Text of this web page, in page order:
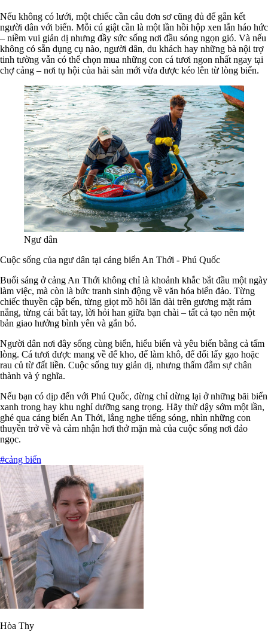
Nếu không có lưới, một chiếc cần câu đơn sơ cũng đủ để gắn kết
người dân với biển. Mỗi cú giật cần là một lần hồi hộp xen lẫn háo hức
– niềm vui giản dị nhưng đầy sức sống nơi đầu sóng ngọn gió. Và nếu
không có sẵn dụng cụ nào, người dân, du khách hay những bà nội trợ
tinh tường vẫn có thể chọn mua những con cá tươi ngon nhất ngay tại
chợ cảng – nơi tụ hội của hải sản mới vừa được kéo lên từ lòng biển.
Ngư dân
Cuộc sống của ngư dân tại cảng biển An Thới - Phú Quốc
Buổi sáng ở cảng An Thới không chỉ là khoảnh khắc bắt đầu một ngày
làm việc, mà còn là bức tranh sinh động về văn hóa biển đảo. Từng
chiếc thuyền cập bến, từng giọt mồ hôi lăn dài trên gương mặt rám
nắng, từng cái bắt tay, lời hỏi han giữa bạn chài – tất cả tạo nên một
bản giao hưởng bình yên và gắn bó.
Người dân nơi đây sống cùng biển, hiểu biển và yêu biển bằng cả tấm
lòng. Cá tươi được mang về để kho, để làm khô, để đổi lấy gạo hoặc
rau củ từ đất liền. Cuộc sống tuy giản dị, nhưng thấm đẫm sự chân
thành và ý nghĩa.
Nếu bạn có dịp đến với Phú Quốc, đừng chỉ dừng lại ở những bãi biển
xanh trong hay khu nghỉ dưỡng sang trọng. Hãy thử dậy sớm một lần,
ghé qua cảng biển An Thới, lắng nghe tiếng sóng, nhìn những con
thuyền trở về và cảm nhận hơi thở mặn mà của cuộc sống nơi đảo
ngọc.
#cảng biển
Hòa Thy